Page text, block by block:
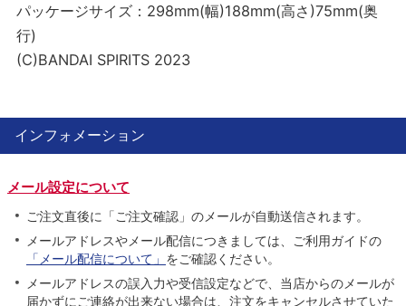
パッケージサイズ：298mm(幅)188mm(高さ)75mm(奥
行)
(C)BANDAI SPIRITS 2023
インフォメーション
メール設定について
ご注文直後に「ご注文確認」のメールが自動送信されます。
メールアドレスやメール配信につきましては、ご利用ガイドの
「メール配信について」 をご確認ください。
メールアドレスの誤入力や受信設定などで、当店からのメールが
届かずにご連絡が出来ない場合は、注文をキャンセルさせていた